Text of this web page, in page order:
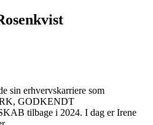
sin erhvervskarriere som
GODKENDT
tilbage i 2024. I dag er Irene